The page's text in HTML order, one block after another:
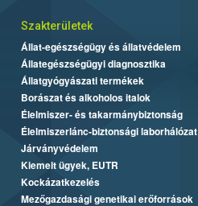
Szakterületek
Állat-egészségügy és állatvédelem
Állategészségügyi diagnosztika
Állatgyógyászati termékek
Borászat és alkoholos italok
Élelmiszer- és takarmánybiztonság
Élelmiszerlánc-biztonsági laborhálózat
Járványvédelem
Kiemelt ügyek, EUTR
Kockázatkezelés
Mezőgazdasági genetikai erőforrások